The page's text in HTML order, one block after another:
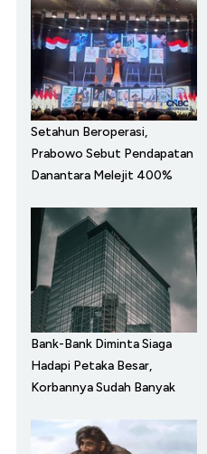
Setahun Beroperasi,
Prabowo Sebut Pendapatan
Danantara Melejit 400%
Bank-Bank Diminta Siaga
Hadapi Petaka Besar,
Korbannya Sudah Banyak